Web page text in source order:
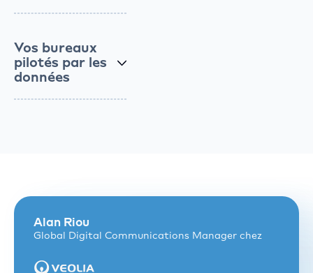
Vos bureaux
pilotés par les
données
Alan Riou
Global Digital Communications Manager chez